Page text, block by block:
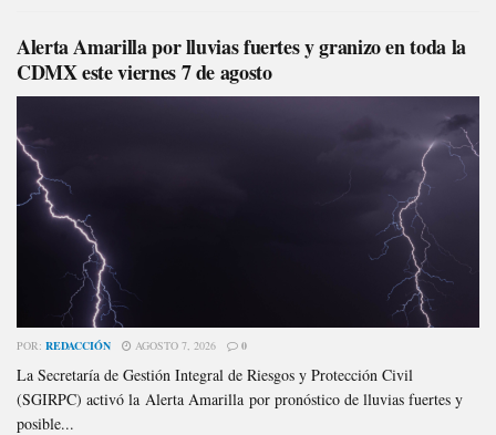
Alerta Amarilla por lluvias fuertes y granizo en toda la
CDMX este viernes 7 de agosto
POR: REDACCIÓN AGOSTO 7, 2026 0
La Secretaría de Gestión Integral de Riesgos y Protección Civil
(SGIRPC) activó la Alerta Amarilla por pronóstico de lluvias fuertes y
posible...